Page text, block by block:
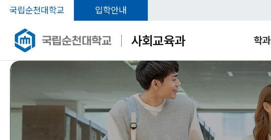
국립순천대학교 입학안내
사회교육과 학